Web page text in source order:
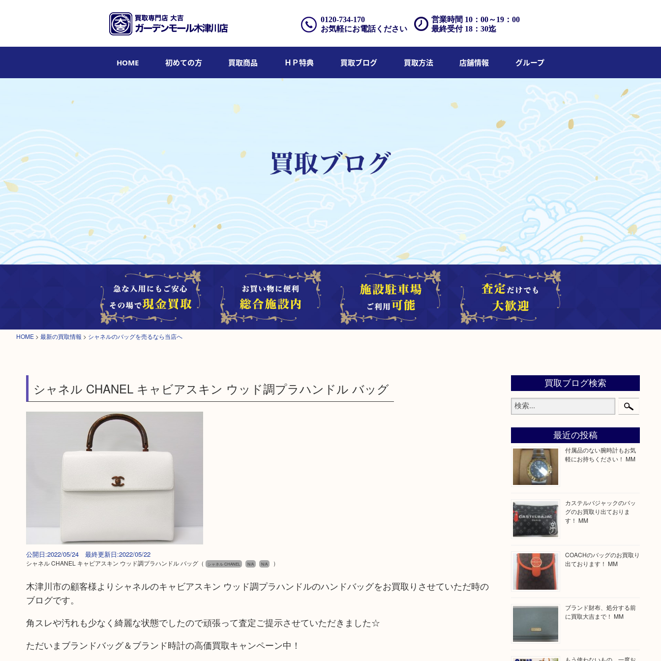
営業時間 10：00～19：00
最終受付 18：30迄
0120-734-170
お気軽にお電話ください
HOME 初めての方 買取商品 ＨＰ特典 買取ブログ 買取方法 店舗情報 グループ
HOME > 最新の買取情報 > シャネルのバッグを売るなら当店へ
シャネル CHANEL キャビアスキン ウッド調プラハンドル バッグ
公開日:2022/05/24 最終更新日:2022/05/22
シャネル CHANEL キャビアスキン ウッド調プラハンドル バッグ（ シャネル CHANEL N/A N/A ）
木津川市の顧客様よりシャネルのキャビアスキン ウッド調プラハンドルのハンドバッグをお買取りさせていただ時の
ブログです。
角スレや汚れも少なく綺麗な状態でしたので頑張って査定ご提示させていただきました☆
ただいまブランドバッグ＆ブランド時計の高価買取キャンペーン中！
買取ブログ検索
最近の投稿
付属品のない腕時計もお気
軽にお持ちください！ MM
カステルバジャックのバッ
グのお買取り出ておりま
す！ MM
COACHのバッグのお買取り
出ております！ MM
ブランド財布、処分する前
に買取大吉まで！ MM